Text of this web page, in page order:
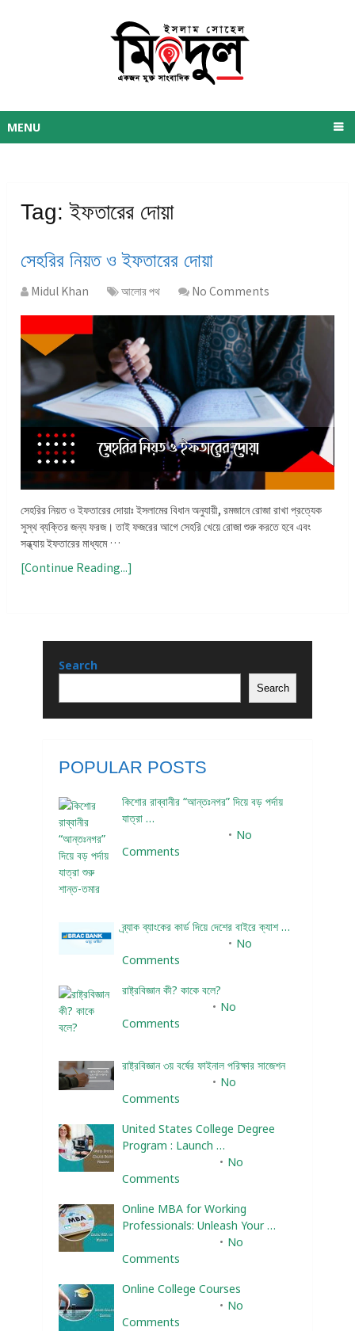
MENU
Tag:ইফতারের দোয়া
সেহরির নিয়ত ও ইফতারের দোয়া
Midul Khan আলোর পথ No Comments
সেহরির নিয়ত ও ইফতারের দোয়াঃ ইসলামের বিধান অনুযায়ী, রমজানে রোজা রাখা প্রত্যেক
সুস্থ ব্যক্তির জন্য ফরজ। তাই ফজরের আগে সেহরি খেয়ে রোজা শুরু করতে হবে এবং
সন্ধ্যায় ইফতারের মাধ্যমে …
[Continue Reading...]
Search
Search
POPULAR POSTS
কিশোর রাব্বানীর “আন্তঃনগর” দিয়ে বড় পর্দায়
যাত্রা …
No
Comments
ব্র্যাক ব্যাংকের কার্ড দিয়ে দেশের বাইরে ক্যাশ …
No
Comments
রাষ্ট্রবিজ্ঞান কী? কাকে বলে?
No
Comments
রাষ্ট্রবিজ্ঞান ৩য় বর্ষের ফাইনাল পরিক্ষার সাজেশন
No
Comments
United States College Degree
Program : Launch …
No
Comments
Online MBA for Working
Professionals: Unleash Your …
No
Comments
Online College Courses
No
Comments